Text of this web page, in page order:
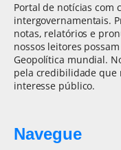
Portal de notícias com
intergovernamentais.
notas, relatórios e
nossos leitores
Geopolítica mundial.
pela credibilidade que
interesse público.
Navegue